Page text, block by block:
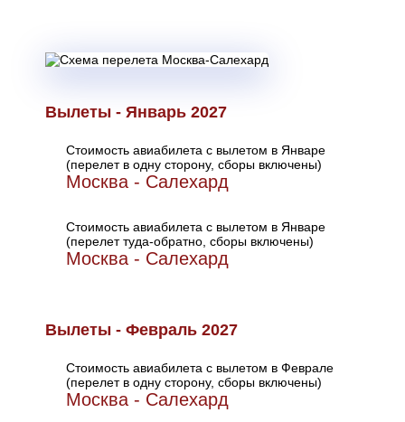
Вылеты - Январь 2027
Стоимость авиабилета с вылетом в Январе
(перелет в одну сторону, сборы включены)
Москва - Салехард
Стоимость авиабилета с вылетом в Январе
(перелет туда-обратно, сборы включены)
Москва - Салехард
Вылеты - Февраль 2027
Стоимость авиабилета с вылетом в Феврале
(перелет в одну сторону, сборы включены)
Москва - Салехард